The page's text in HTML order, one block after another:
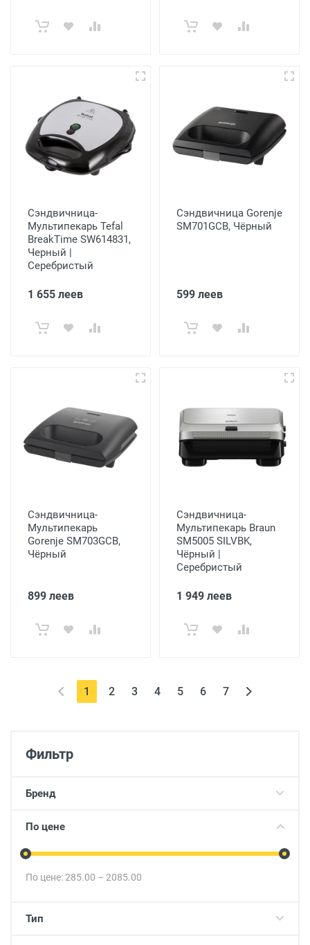
Фильтр
Бренд
По цене
По цене:285.00 – 2085.00
Тип
Сэндвичница-
Мультипекарь Tefal
BreakTime SW614831,
Черный |
Серебристый
1 655 леев
Сэндвичница Gorenje
SM701GCB, Чёрный
599 леев
Сэндвичница-
Мультипекарь
Gorenje SM703GCB,
Чёрный
899 леев
Сэндвичница-
Мультипекарь Braun
SM5005 SILVBK,
Чёрный |
Серебристый
1 949 леев
1 (current)
2 3 4 5 6 7